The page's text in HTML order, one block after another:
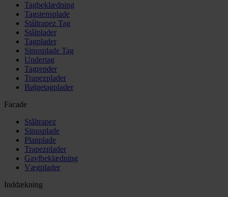
Tagbeklædning
Tagstensplade
Ståltrapez Tag
Stålplader
Tagplader
Sinusplade Tag
Undertag
Tagrender
Trapezplader
Bølgetagplader
Facade
Ståltrapez
Sinusplade
Planplade
Trapezplader
Gavlbeklædning
Vægplader
Inddækning